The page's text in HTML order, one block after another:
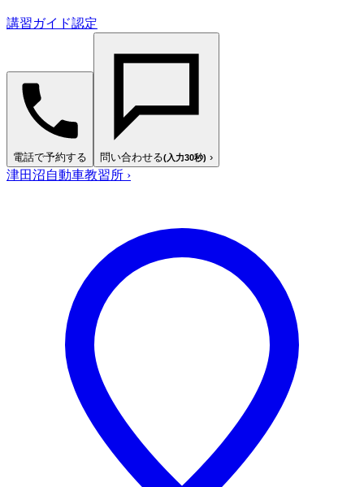
講習ガイド認定
電話で予約する 問い合わせる(入力30秒) ›
津田沼自動車教習所 ›